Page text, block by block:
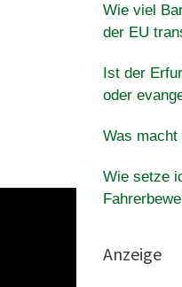
Wie viel
der EU
Ist der
oder
Was macht
Wie setze
Anzeige